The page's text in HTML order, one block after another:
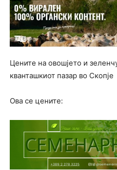
Цените на овошјето и
кванташкиот пазар во Скопје
Ова се цените: